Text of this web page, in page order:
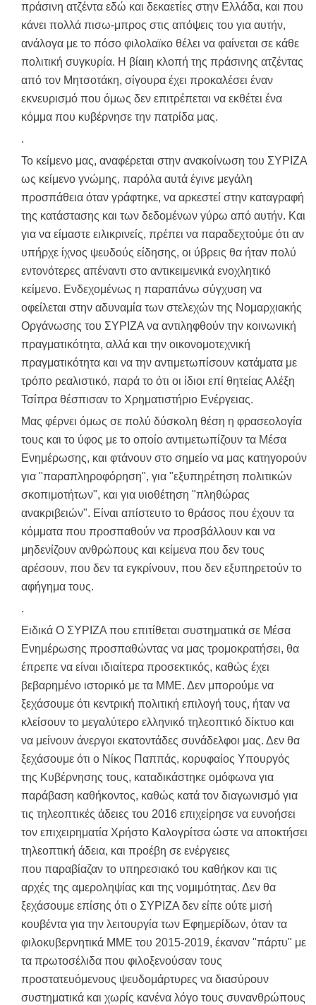
πράσινη ατζέντα εδώ και δεκαετίες στην Ελλάδα, και που
κάνει πολλά πισω-μπρος στις απόψεις του για αυτήν,
ανάλογα με το πόσο φιλολαϊκο θέλει να φαίνεται σε κάθε
πολιτική συγκυρία. Η βίαιη κλοπή της πράσινης ατζέντας
από τον Μητσοτάκη, σίγουρα έχει προκαλέσει έναν
εκνευρισμό που όμως δεν επιτρέπεται να εκθέτει ένα
κόμμα που κυβέρνησε την πατρίδα μας.
.
Το κείμενο μας, αναφέρεται στην ανακοίνωση του ΣΥΡΙΖΑ
ως κείμενο γνώμης, παρόλα αυτά έγινε μεγάλη
προσπάθεια όταν γράφτηκε, να αρκεστεί στην καταγραφή
της κατάστασης και των δεδομένων γύρω από αυτήν. Και
για να είμαστε ειλικρινείς, πρέπει να παραδεχτούμε ότι αν
υπήρχε ίχνος ψευδούς είδησης, οι ύβρεις θα ήταν πολύ
εντονότερες απέναντι στο αντικειμενικά ενοχλητικό
κείμενο. Ενδεχομένως η παραπάνω σύγχυση να
οφείλεται στην αδυναμία των στελεχών της Νομαρχιακής
Οργάνωσης του ΣΥΡΙΖΑ να αντιληφθούν την κοινωνική
πραγματικότητα, αλλά και την οικονομοτεχνική
πραγματικότητα και να την αντιμετωπίσουν κατάματα με
τρόπο ρεαλιστικό, παρά το ότι οι ίδιοι επί θητείας Αλέξη
Τσίπρα θέσπισαν το Χρηματιστήριο Ενέργειας.
Μας φέρνει όμως σε πολύ δύσκολη θέση η φρασεολογία
τους και το ύφος με το οποίο αντιμετωπίζουν τα Μέσα
Ενημέρωσης, και φτάνουν στο σημείο να μας κατηγορούν
για "παραπληροφόρηση", για "εξυπηρέτηση πολιτικών
σκοπιμοτήτων", και για υιοθέτηση "πληθώρας
ανακριβειών". Είναι απίστευτο το θράσος που έχουν τα
κόμματα που προσπαθούν να προσβάλλουν και να
μηδενίζουν ανθρώπους και κείμενα που δεν τους
αρέσουν, που δεν τα εγκρίνουν, που δεν εξυπηρετούν το
αφήγημα τους.
.
Ειδικά Ο ΣΥΡΙΖΑ που επιτίθεται συστηματικά σε Μέσα
Ενημέρωσης προσπαθώντας να μας τρομοκρατήσει, θα
έπρεπε να είναι ιδιαίτερα προσεκτικός, καθώς έχει
βεβαρημένο ιστορικό με τα ΜΜΕ. Δεν μπορούμε να
ξεχάσουμε ότι κεντρική πολιτική επιλογή τους, ήταν να
κλείσουν το μεγαλύτερο ελληνικό τηλεοπτικό δίκτυο και
να μείνουν άνεργοι εκατοντάδες συνάδελφοι μας. Δεν θα
ξεχάσουμε ότι ο Νίκος Παππάς, κορυφαίος Υπουργός
της Κυβέρνησης τους, καταδικάστηκε ομόφωνα για
παράβαση καθήκοντος, καθώς κατά τον διαγωνισμό για
τις τηλεοπτικές άδειες του 2016 επιχείρησε να ευνοήσει
τον επιχειρηματία Χρήστο Καλογρίτσα ώστε να αποκτήσει
τηλεοπτική άδεια, και προέβη σε ενέργειες
που παραβίαζαν το υπηρεσιακό του καθήκον και τις
αρχές της αμεροληψίας και της νομιμότητας. Δεν θα
ξεχάσουμε επίσης ότι ο ΣΥΡΙΖΑ δεν είπε ούτε μισή
κουβέντα για την λειτουργία των Εφημερίδων, όταν τα
φιλοκυβερνητικά ΜΜΕ του 2015-2019, έκαναν "πάρτυ" με
τα πρωτοσέλιδα που φιλοξενούσαν τους
προστατευόμενους ψευδομάρτυρες να διασύρουν
συστηματικά και χωρίς κανένα λόγο τους συνανθρώπους